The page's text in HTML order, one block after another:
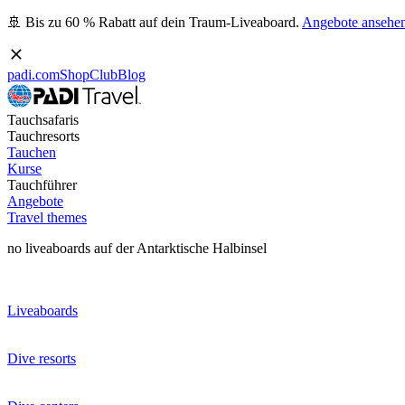
🚢 Bis zu 60 % Rabatt auf dein Traum-Liveaboard. Angebote
padi.comShopClubBlog
Tauchsafaris
Tauchresorts
Tauchen
Kurse
Tauchführer
Angebote
Travel themes
no liveaboards auf der Antarktische Halbinsel
Liveaboards
Dive resorts